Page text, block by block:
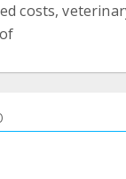
costs,